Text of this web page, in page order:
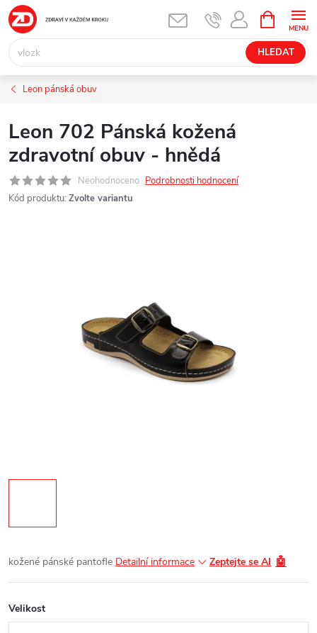
Přejít
na
obsah
HLEDAT
NÁKUPNÍ
KOŠÍK
Leon pánská obuv
Leon 702 Pánská kožená
zdravotní obuv - hnědá
Neohodnoceno Podrobnosti hodnocení
Kód produktu: Zvolte variantu
kožené pánské pantofle Detailní informace Zeptejte se AI 🤖
Velikost